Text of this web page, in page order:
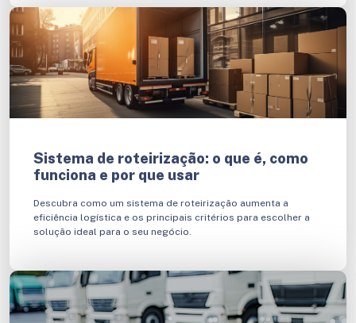
Sistema de roteirização: o que é, como
funciona e por que usar
Descubra como um sistema de roteirização aumenta a
eficiência logística e os principais critérios para escolher a
solução ideal para o seu negócio.